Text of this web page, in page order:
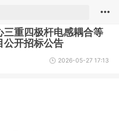
三重四极杆电感耦合等
公开招标公告
2026-05-27 17:13